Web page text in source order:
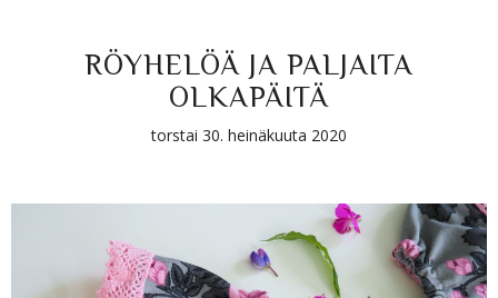
RÖYHELÖÄ JA PALJAITA
OLKAPÄITÄ
torstai 30. heinäkuuta 2020